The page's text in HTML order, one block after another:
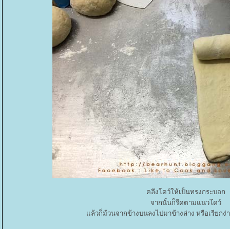
คลึงโดว์ให้เป็นทรงกระบอก
จากนั้นก็รีดตามแนวโดว์
ล้วก็ม้วนจากข้างบนลงไปมาข้างล่าง หรือเรียกง่